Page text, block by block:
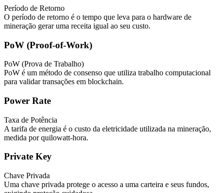
Período de Retorno
O período de retorno é o tempo que leva para o hardware de
mineração gerar uma receita igual ao seu custo.
PoW (Proof-of-Work)
PoW (Prova de Trabalho)
PoW é um método de consenso que utiliza trabalho computacional
para validar transações em blockchain.
Power Rate
Taxa de Potência
A tarifa de energia é o custo da eletricidade utilizada na mineração,
medida por quilowatt-hora.
Private Key
Chave Privada
Uma chave privada protege o acesso a uma carteira e seus fundos,